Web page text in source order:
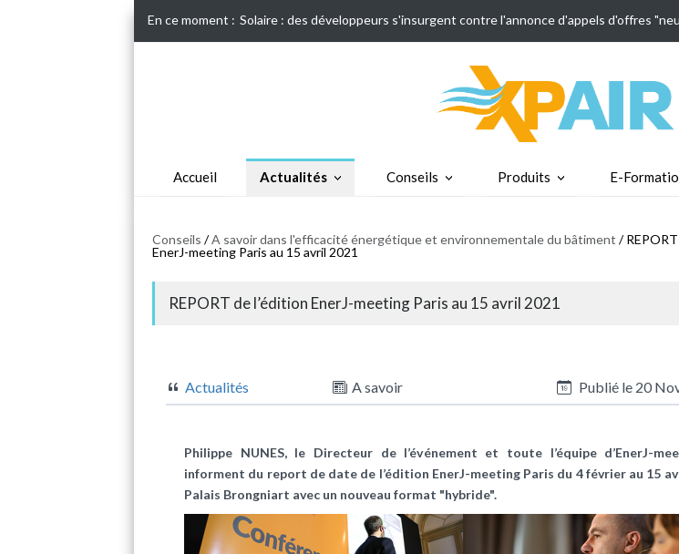
En ce moment : Solaire : des développeurs s'insurgent contre l'annonce d'appels d'offres
Accueil Actualités Conseils Produits E-
Conseils /A savoir dans l'efficacité énergétique et environnementale du bâtiment /
EnerJ-meeting Paris au 15 avril 2021
REPORT de l’édition EnerJ-meeting Paris au 15 avril 2021
Actualités A savoir Publié le 20
Philippe NUNES, le Directeur de l’événement et toute l’équipe d’EnerJ-
informent du report de date de l’édition EnerJ-meeting Paris du 4 février au 15
Palais Brongniart avec un nouveau format "hybride".